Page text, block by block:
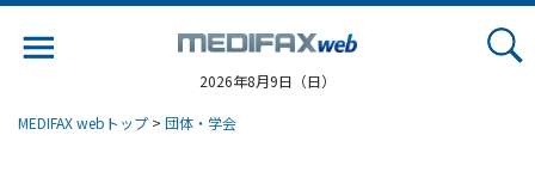
2026年8月9日（日）
MEDIFAX webトップ > 団体・学会